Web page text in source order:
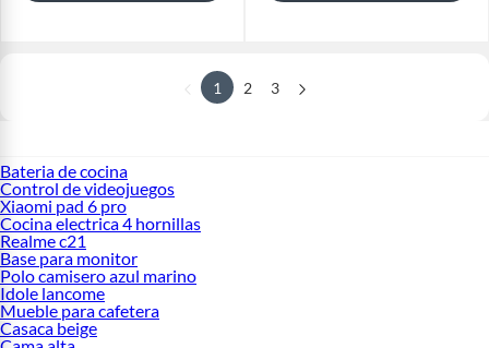
1 2 3
Bateria de cocina
Control de videojuegos
Xiaomi pad 6 pro
Cocina electrica 4 hornillas
Realme c21
Base para monitor
Polo camisero azul marino
Idole lancome
Mueble para cafetera
Casaca beige